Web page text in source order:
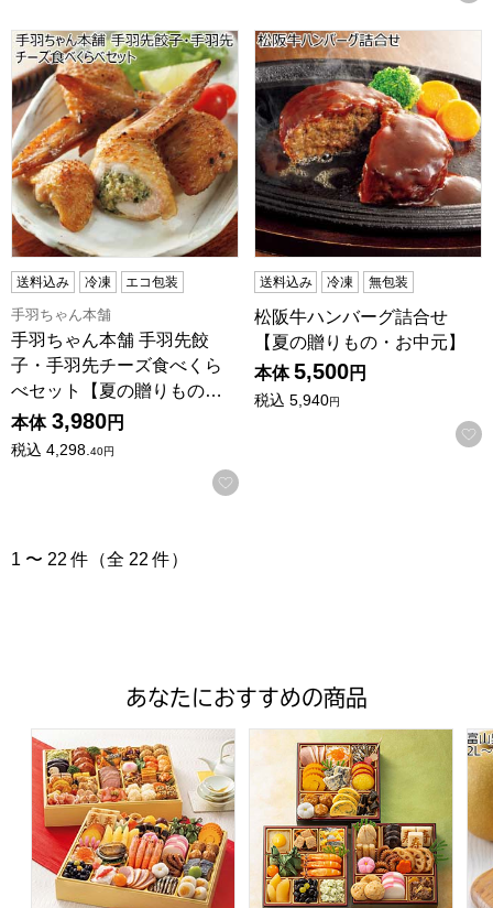
手羽ちゃん本舗 手羽先餃子・手羽先チーズ食べくらべセッ
送料込み 冷凍 エコ包装
手羽ちゃん本舗
手羽ちゃん本舗 手羽先餃
子・手羽先チーズ食べくら
べセット【夏の贈りもの…
本体 3,980円
税込 4,298.40円
お気に入りに登録する
松阪牛ハンバーグ詰合せ【夏
送料込み 冷凍 無包装
松阪牛ハンバーグ詰合せ
【夏の贈りもの・お中元】
本体 5,500円
税込 5,940円
1 〜 22 件（全 22 件）
あなたにおすすめの商品
トップバリュ 和洋中特大二段重「饗宴」(きょうえん)【4
トップバリュ 和風三段重「富